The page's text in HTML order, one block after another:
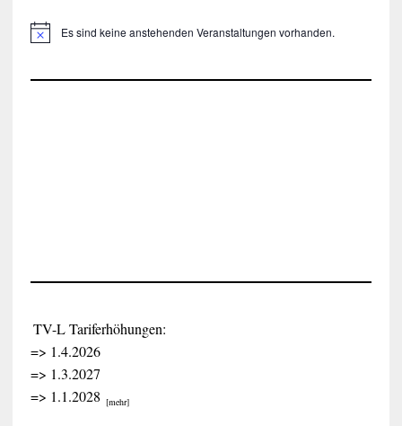
H
w
Es sind keine anstehenden Veranstaltungen vorhanden.
TV-L Tariferhöhungen:
=> 1.4.2026
=> 1.3.2027
=> 1.1.2028 [mehr]